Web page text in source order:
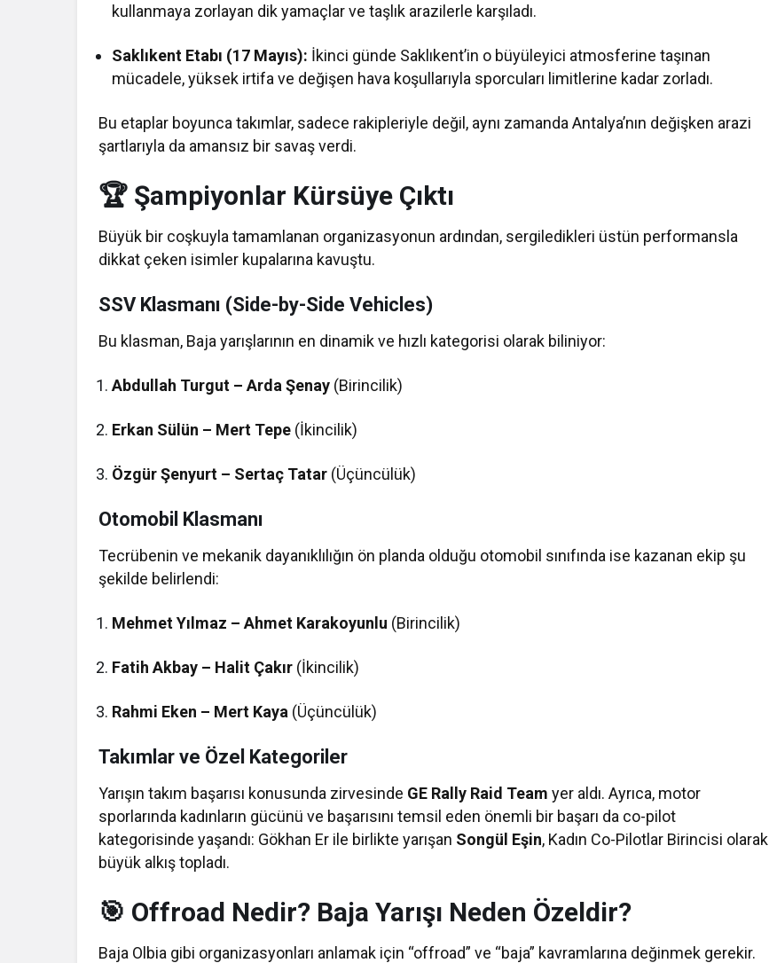
kullanmaya zorlayan dik yamaçlar ve taşlık arazilerle karşıladı.
Saklıkent Etabı (17 Mayıs): İkinci günde Saklıkent’in o büyüleyici atmosferine taşınan
mücadele, yüksek irtifa ve değişen hava koşullarıyla sporcuları limitlerine kadar zorladı.
Bu etaplar boyunca takımlar, sadece rakipleriyle değil, aynı zamanda Antalya’nın değişken arazi
şartlarıyla da amansız bir savaş verdi.
🏆 Şampiyonlar Kürsüye Çıktı
Büyük bir coşkuyla tamamlanan organizasyonun ardından, sergiledikleri üstün performansla
dikkat çeken isimler kupalarına kavuştu.
SSV Klasmanı (Side-by-Side Vehicles)
Bu klasman, Baja yarışlarının en dinamik ve hızlı kategorisi olarak biliniyor:
Abdullah Turgut – Arda Şenay (Birincilik)
Erkan Sülün – Mert Tepe (İkincilik)
Özgür Şenyurt – Sertaç Tatar (Üçüncülük)
Otomobil Klasmanı
Tecrübenin ve mekanik dayanıklılığın ön planda olduğu otomobil sınıfında ise kazanan ekip şu
şekilde belirlendi:
Mehmet Yılmaz – Ahmet Karakoyunlu (Birincilik)
Fatih Akbay – Halit Çakır (İkincilik)
Rahmi Eken – Mert Kaya (Üçüncülük)
Takımlar ve Özel Kategoriler
Yarışın takım başarısı konusunda zirvesinde GE Rally Raid Team yer aldı. Ayrıca, motor
sporlarında kadınların gücünü ve başarısını temsil eden önemli bir başarı da co-pilot
kategorisinde yaşandı: Gökhan Er ile birlikte yarışan Songül Eşin, Kadın Co-Pilotlar Birincisi olarak
büyük alkış topladı.
🎯 Offroad Nedir? Baja Yarışı Neden Özeldir?
Baja Olbia gibi organizasyonları anlamak için “offroad” ve “baja” kavramlarına değinmek gerekir.